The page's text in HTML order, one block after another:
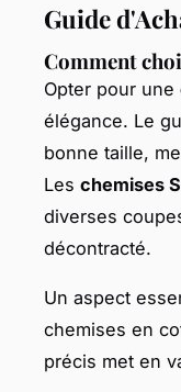
Guide
Comment
Opter pour une
élégance. Le
bonne taille,
Les chemises
diverses
décontracté.
Un aspect
chemises en
précis met en